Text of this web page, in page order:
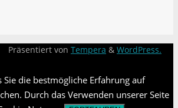
Präsentiert von Tempera & WordPress.
Sie die bestmögliche Erfahrung auf
Durch das Verwenden unserer Seite